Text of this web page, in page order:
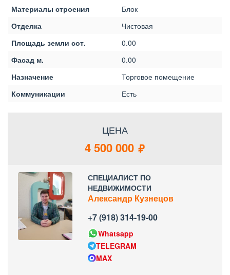
Материалы строения
Блок
Отделка
Чистовая
Площадь земли сот.
0.00
Фасад м.
0.00
Назначение
Торговое помещение
Коммуникации
Есть
ЦЕНА
4 500 000
СПЕЦИАЛИСТ ПО
НЕДВИЖИМОСТИ
Александр Кузнецов
+7 (918) 314-19-00
Whatsapp
TELEGRAM
MAX